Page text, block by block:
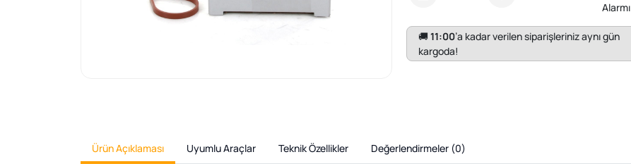
Alarmı
🚚11:00’a kadar verilen siparişleriniz aynı gün
kargoda!
Ürün Açıklaması Uyumlu Araçlar Teknik Özellikler Değerlendirmeler (0)